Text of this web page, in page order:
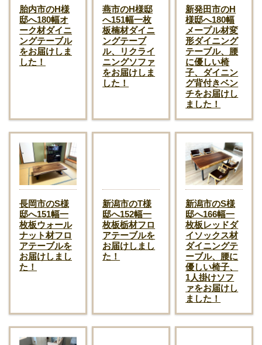
胎内市のH様
邸へ180幅オ
ーク材ダイニ
ングテーブル
をお届けしま
した！
燕市のH様邸
へ151幅一枚
板楠材ダイニ
ングテーブ
ル、リクライ
ニングソファ
をお届けしま
した！
新発田市のH
様邸へ180幅
メープル材変
形ダイニング
テーブル、腰
に優しい椅
子、ダイニン
グ背付きベン
チをお届けし
ました！
長岡市のS様
邸へ151幅一
枚板ウォール
ナット材フロ
アテーブルを
お届けしまし
た！
新潟市のT様
邸へ152幅一
枚板栃材フロ
アテーブルを
お届けしまし
た！
新潟市のS様
邸へ166幅一
枚板レッドダ
イソックス材
ダイニングテ
ーブル、腰に
優しい椅子、
1人掛けソフ
ァをお届けし
ました！